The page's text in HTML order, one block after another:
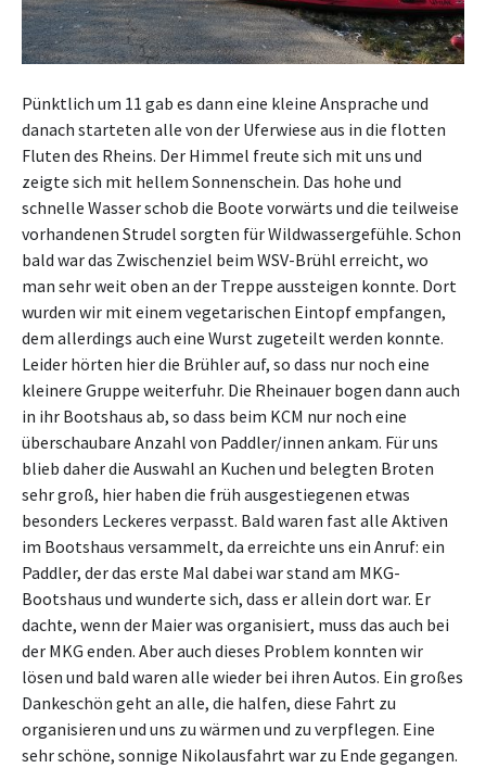
Pünktlich um 11 gab es dann eine kleine Ansprache und
danach starteten alle von der Uferwiese aus in die flotten
Fluten des Rheins. Der Himmel freute sich mit uns und
zeigte sich mit hellem Sonnenschein. Das hohe und
schnelle Wasser schob die Boote vorwärts und die teilweise
vorhandenen Strudel sorgten für Wildwassergefühle. Schon
bald war das Zwischenziel beim WSV-Brühl erreicht, wo
man sehr weit oben an der Treppe aussteigen konnte. Dort
wurden wir mit einem vegetarischen Eintopf empfangen,
dem allerdings auch eine Wurst zugeteilt werden konnte.
Leider hörten hier die Brühler auf, so dass nur noch eine
kleinere Gruppe weiterfuhr. Die Rheinauer bogen dann auch
in ihr Bootshaus ab, so dass beim KCM nur noch eine
überschaubare Anzahl von Paddler/innen ankam. Für uns
blieb daher die Auswahl an Kuchen und belegten Broten
sehr groß, hier haben die früh ausgestiegenen etwas
besonders Leckeres verpasst. Bald waren fast alle Aktiven
im Bootshaus versammelt, da erreichte uns ein Anruf: ein
Paddler, der das erste Mal dabei war stand am MKG-
Bootshaus und wunderte sich, dass er allein dort war. Er
dachte, wenn der Maier was organisiert, muss das auch bei
der MKG enden. Aber auch dieses Problem konnten wir
lösen und bald waren alle wieder bei ihren Autos. Ein großes
Dankeschön geht an alle, die halfen, diese Fahrt zu
organisieren und uns zu wärmen und zu verpflegen. Eine
sehr schöne, sonnige Nikolausfahrt war zu Ende gegangen.